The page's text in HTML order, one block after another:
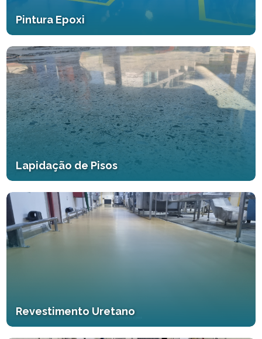
Pintura Epoxi
Lapidação de Pisos
Revestimento Uretano